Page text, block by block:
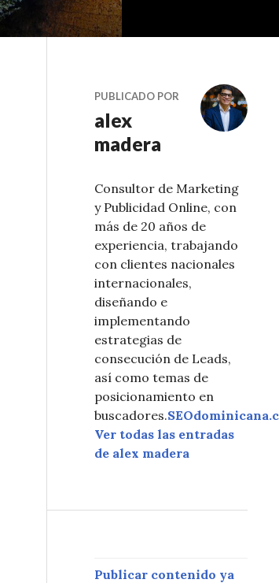
PUBLICADO POR
alex
madera
Consultor de Marketing
y Publicidad Online, con
más de 20 años de
experiencia, trabajando
con clientes nacionales
internacionales,
diseñando e
implementando
estrategias de
consecución de Leads,
así como temas de
posicionamiento en
buscadores.
Ver todas las entradas
de alex madera
Publicar contenido ya